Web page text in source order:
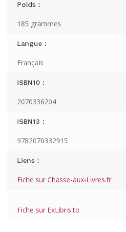
Poids :
185 grammes
Langue :
Français
ISBN10 :
2070336204
ISBN13 :
9782070332915
Liens :
Fiche sur Chasse-aux-Livres.fr
Fiche sur ExLibris.to